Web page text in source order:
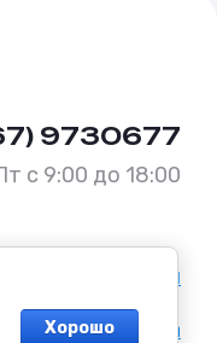
9730677
с 9:00 до 18:00
Оферта
Хорошо